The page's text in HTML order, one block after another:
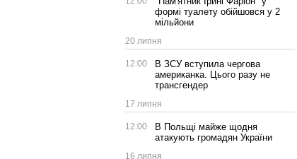
формі туалету обійшовся у 2
мільйони
20 липня
12:00
В ЗСУ вступила чергова
американка. Цього разу не
трансгендер
17 липня
12:00
В Польщі майже щодня
атакують громадян України
16 липня